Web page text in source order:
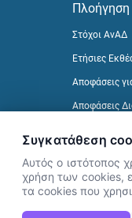
Πλοήγηση
Στόχοι ΑνΑΔ
Ετήσιες
Αποφάσεις
Αποφάσεις
Συγκατάθεση
Αυτός ο ιστότοπος
χρήση των cookies,
τα cookies που